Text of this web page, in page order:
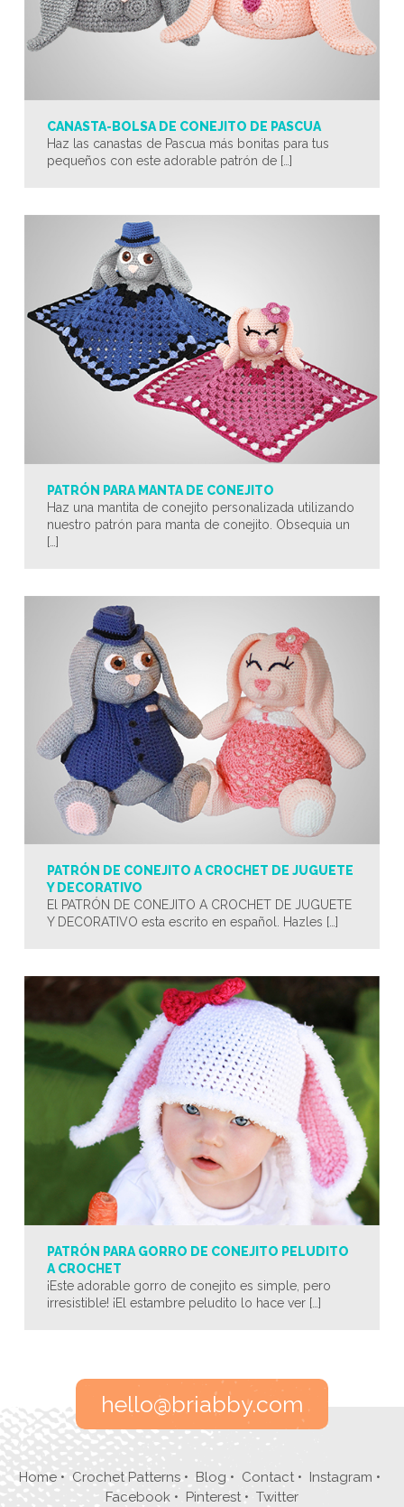
CANASTA-BOLSA DE CONEJITO DE PASCUA
Haz las canastas de Pascua más bonitas para tus
pequeños con este adorable patrón de […]
PATRÓN PARA MANTA DE CONEJITO
Haz una mantita de conejito personalizada utilizando
nuestro patrón para manta de conejito. Obsequia un
[…]
PATRÓN DE CONEJITO A CROCHET DE JUGUETE
Y DECORATIVO
El PATRÓN DE CONEJITO A CROCHET DE JUGUETE
Y DECORATIVO esta escrito en español. Hazles […]
PATRÓN PARA GORRO DE CONEJITO PELUDITO
A CROCHET
¡Este adorable gorro de conejito es simple, pero
irresistible! ¡El estambre peludito lo hace ver […]
hello@briabby.com
Home •Crochet Patterns • Blog • Contact • Instagram •
Facebook• Pinterest• Twitter